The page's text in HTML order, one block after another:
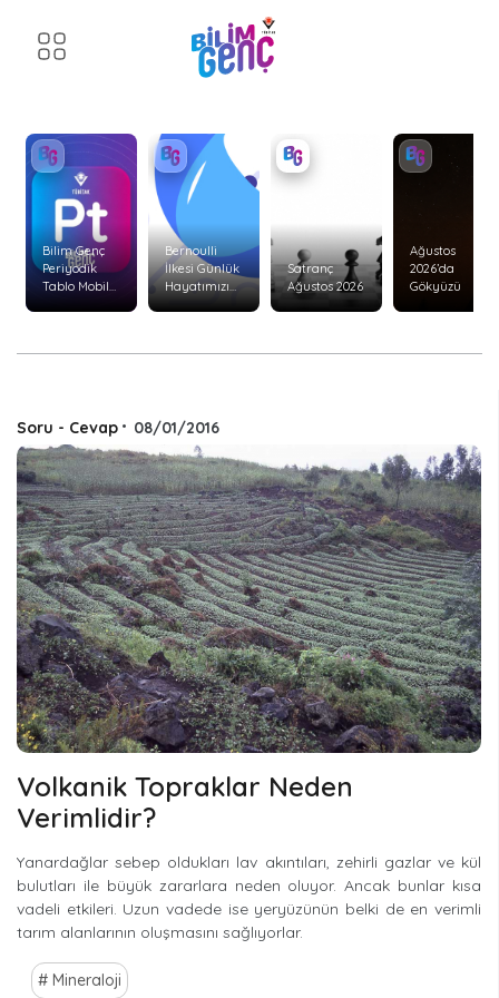
Bilim Genç
Periyodik
Tablo Mobil
Bernoulli
İlkesi Günlük
Hayatımızı
Nasıl Etkiler?
Satranç
Ağustos 2026
Ağustos
2026’da
Gökyüzü
Soru - Cevap • 08/01/2016
Volkanik Topraklar Neden
Verimlidir?
Yanardağlar sebep oldukları lav akıntıları, zehirli gazlar ve kül
bulutları ile büyük zararlara neden oluyor. Ancak bunlar kısa
vadeli etkileri. Uzun vadede ise yeryüzünün belki de en verimli
tarım alanlarının oluşmasını sağlıyorlar.
Mineraloji